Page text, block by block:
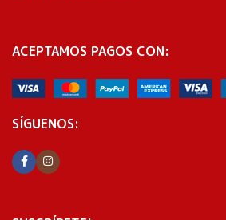
ACEPTAMOS PAGOS CON:
SÍGUENOS: